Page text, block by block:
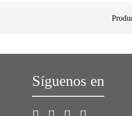
Síguenos en